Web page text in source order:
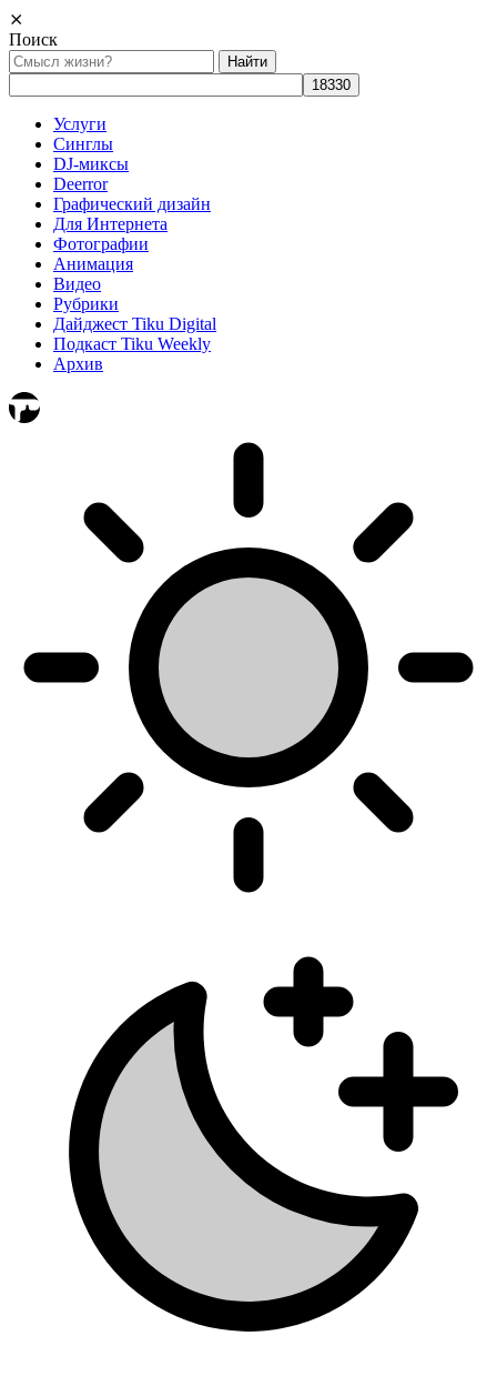
⨯
Поиск
Найти:
Услуги
Синглы
DJ-миксы
Deerror
Графический дизайн
Для Интернета
Фотографии
Анимация
Видео
Рубрики
Дайджест Tiku Digital
Подкаст Tiku Weekly
Архив